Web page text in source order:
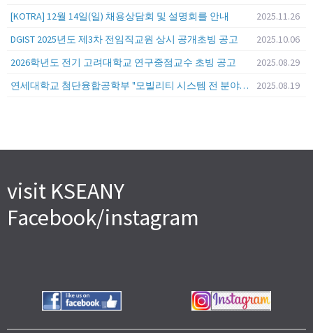
[KOTRA] 12월 14일(일) 채용상담회 및 설명회를 안내
2025.11.26
DGIST 2025년도 제3차 전임직교원 상시 공개초빙 공고
2025.10.06
2026학년도 전기 고려대학교 연구중점교수 초빙 공고
2025.08.29
연세대학교 첨단융합공학부 "모빌리티 시스템 전 분야" 전임교원 특별채용 (2026년 9월 1일자 임용 예정)
2025.08.19
visit KSEANY
Facebook/instagram